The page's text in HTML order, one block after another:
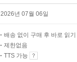
2026년 07월 06일
배송 없이 구매 후 바로 읽기
제한없음
TTS 가능